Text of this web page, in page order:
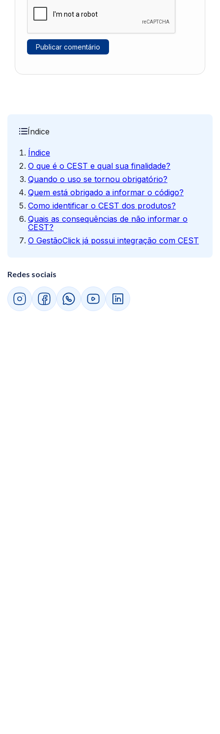
Índice
Índice
O que é o CEST e qual sua finalidade?
Quando o uso se tornou obrigatório?
Quem está obrigado a informar o código?
Como identificar o CEST dos produtos?
Quais as consequências de não informar o
CEST?
O GestãoClick já possui integração com CEST
Redes sociais